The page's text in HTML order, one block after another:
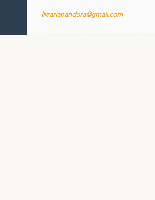
livrariapandora@gmail.com
Rua São Marcos, 287 - Barra Mansa / RJ